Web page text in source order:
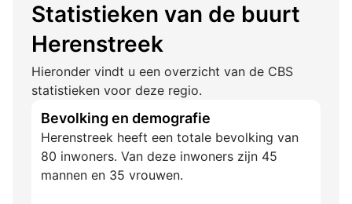
Statistieken van de buurt
Herenstreek
Hieronder vindt u een overzicht van de CBS
statistieken voor deze regio.
Bevolking en demografie
Herenstreek heeft een totale bevolking van
80 inwoners. Van deze inwoners zijn 45
mannen en 35 vrouwen.